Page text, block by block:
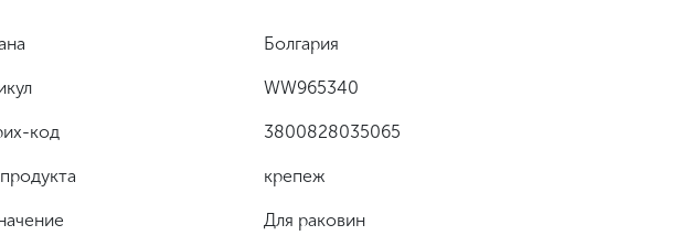
Болгария
WW965340
код 3800828035065
крепеж
Для раковин